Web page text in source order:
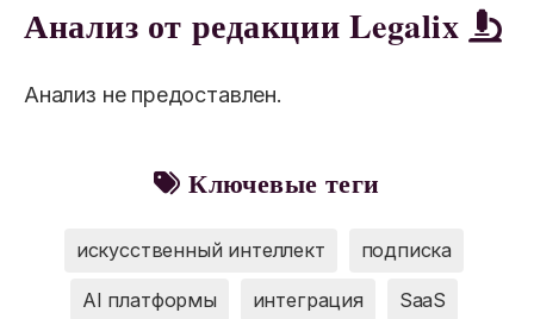
Анализ от редакции Legalix
Анализ не предоставлен.
Ключевые теги
искусственный интеллект подписка
AI платформы интеграция SaaS